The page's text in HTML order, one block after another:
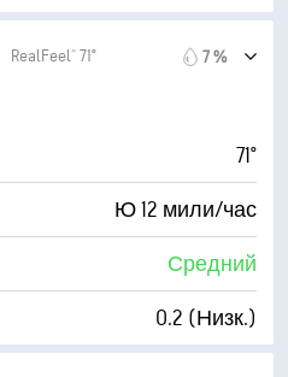
68° F
1 (Темно)
98 %
7 мили
RealFeel® 71° 7 %
71°
Ю 12 мили/час
Средний
0.2 (Низк.)